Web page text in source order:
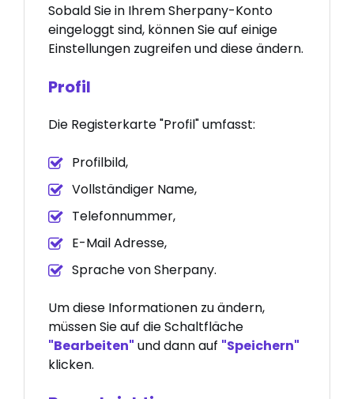
Sobald Sie in Ihrem Sherpany-Konto
eingeloggt sind, können Sie auf einige
Einstellungen zugreifen und diese ändern.
Profil
Die Registerkarte "Profil" umfasst:
Profilbild,
Vollständiger Name,
Telefonnummer,
E-Mail Adresse,
Sprache von Sherpany.
Um diese Informationen zu ändern,
müssen Sie auf die Schaltfläche
"Bearbeiten" und dann auf "Speichern"
klicken.